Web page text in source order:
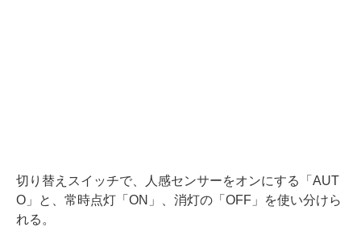
切り替えスイッチで、人感センサーをオンにする「AUT
O」と、常時点灯「ON」、消灯の「OFF」を使い分けら
れる。